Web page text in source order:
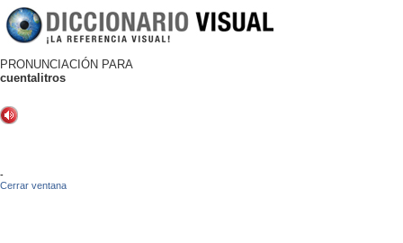
PRONUNCIACIÓN PARA
cuentalitros
-
Cerrar ventana